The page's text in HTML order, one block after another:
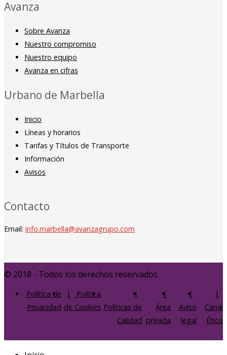
Avanza
Sobre Avanza
Nuestro compromiso
Nuestro equipo
Avanza en cifras
Urbano de Marbella
Inicio
Líneas y horarios
Tarifas y Títulos de Transporte
Información
Avisos
Contacto
Email: info.marbella@avanzagrupo.com
© 2018 - Todos los derechos reservados
Política de
Privacidad
Política
de Cookies Políticas de
Calidad
Área
privada
Aviso
legal
Canal
Ético